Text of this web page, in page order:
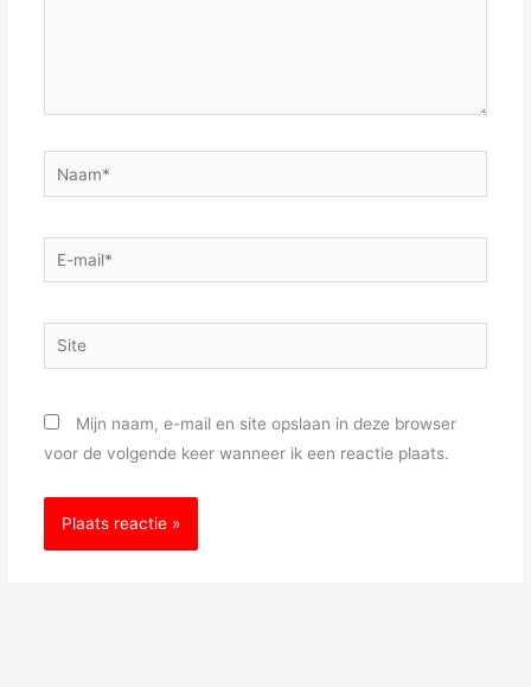
Naam*
E-
mail*
Site
Mijn naam, e-mail en site opslaan in deze browser
voor de volgende keer wanneer ik een reactie plaats.